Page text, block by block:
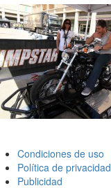
Condiciones de uso
Política de privacidad
Publicidad